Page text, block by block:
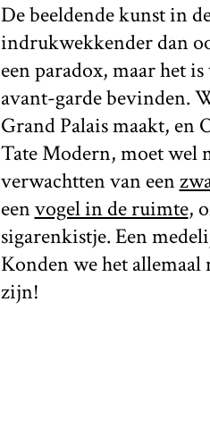
De beeldende kunst in
indrukwekkender dan
een paradox, maar het
avant-garde bevinden.
Grand Palais maakt, en
Tate Modern, moet wel
verwachtten van een
eenvogel in de ruimte,
sigarenkistje. Een
Konden we het
zijn!